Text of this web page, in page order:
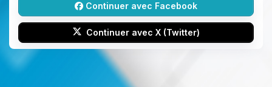
Continuer avec Facebook
Continuer avec X (Twitter)